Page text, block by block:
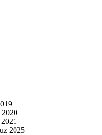
2020
2025